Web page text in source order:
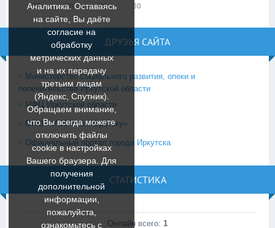
27 28 29 30
ДРУЗЬЯ САЙТА
Министерство социального развития, опеки и
попечительства Иркутской области
МФЦ Иркутской области
ОГКУ «УСЗН по г. Братску»
Официальный портал города Иркутска
СТАТИСТИКА
Онлайн всего: 1
Аналитика. Оставаясь
на сайте, Вы даёте
согласие на
обработку
метрических данных
и на их передачу
третьим лицам
(Яндекс, Спутник).
Обращаем внимание,
что Вы всегда можете
отключить файлы
cookie в настройках
Вашего браузера. Для
получения
дополнительной
информации,
пожалуйста,
ознакомьтесь c